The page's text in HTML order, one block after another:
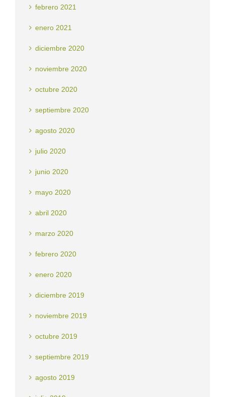
febrero 2021
enero 2021
diciembre 2020
noviembre 2020
octubre 2020
septiembre 2020
agosto 2020
julio 2020
junio 2020
mayo 2020
abril 2020
marzo 2020
febrero 2020
enero 2020
diciembre 2019
noviembre 2019
octubre 2019
septiembre 2019
agosto 2019